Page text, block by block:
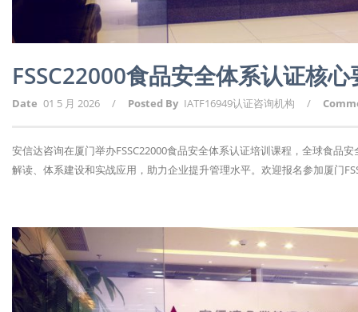
FSSC22000食品安全体系认证核
Date 01 5 月 2026 / Posted By IATF16949认证咨询机构 /
安信达咨询在厦门举办FSSC22000食品安全体系认证培训课程，全球食品
解读、体系建设和实战应用，助力企业提升管理水平。欢迎报名参加厦门